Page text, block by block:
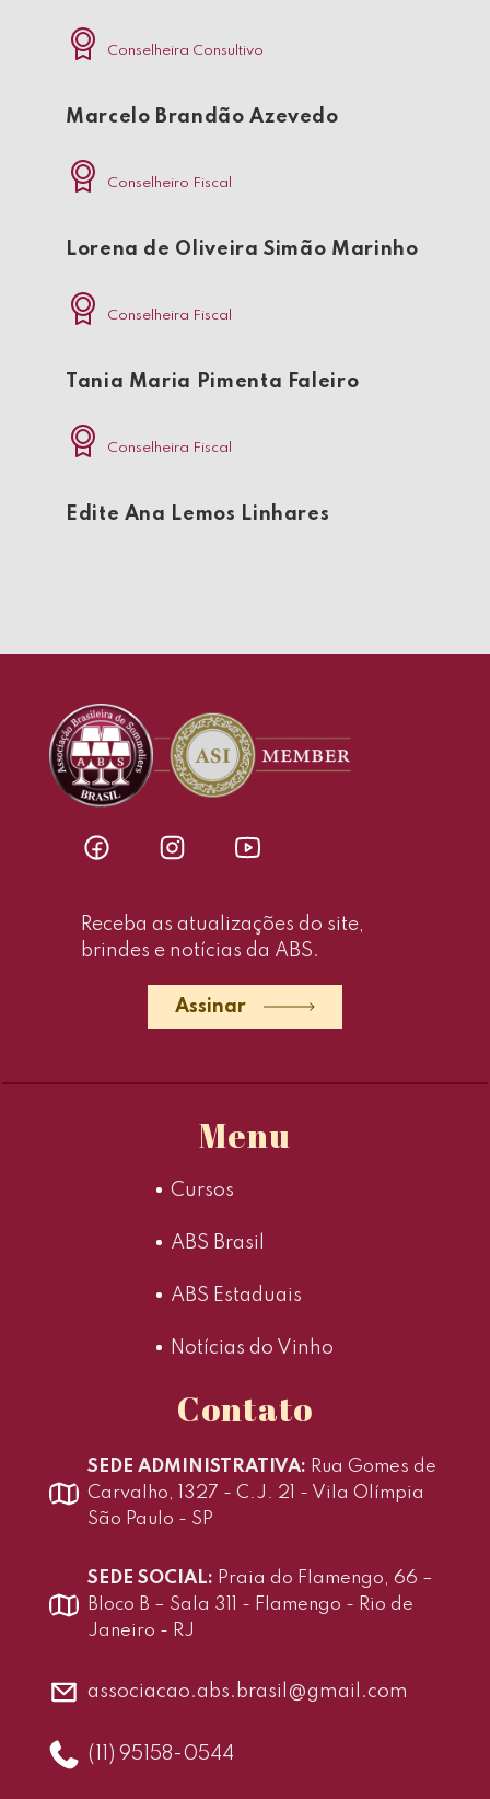
Conselheira Consultivo
Marcelo Brandão Azevedo
Conselheiro Fiscal
Lorena de Oliveira Simão Marinho
Conselheira Fiscal
Tania Maria Pimenta Faleiro
Conselheira Fiscal
Edite Ana Lemos Linhares
Receba as atualizações do site,
brindes e notícias da ABS.
Assinar
Menu
Cursos
ABS Brasil
ABS Estaduais
Notícias do Vinho
Contato
SEDE ADMINISTRATIVA: Rua Gomes de
Carvalho, 1327 - C.J. 21 - Vila Olímpia
São Paulo - SP
SEDE SOCIAL: Praia do Flamengo, 66 –
Bloco B – Sala 311 - Flamengo - Rio de
Janeiro - RJ
associacao.abs.brasil@gmail.com
(11) 95158-0544